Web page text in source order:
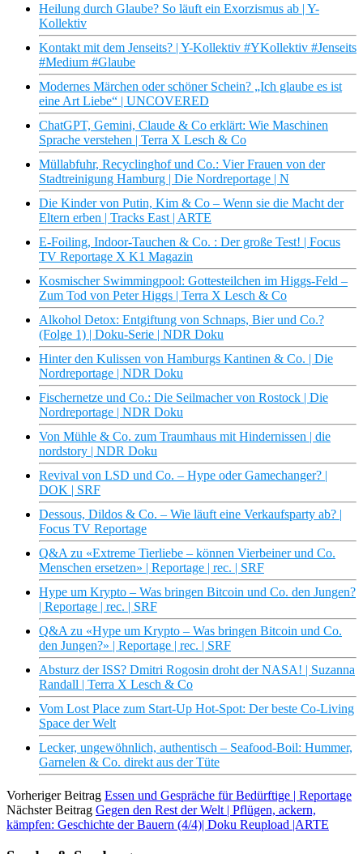
Heilung durch Glaube? So läuft ein Exorzismus ab | Y-
Kollektiv
Kontakt mit dem Jenseits? | Y-Kollektiv #YKollektiv #Jenseits
#Medium #Glaube
Modernes Märchen oder schöner Schein? „Ich glaube es ist
eine Art Liebe“ | UNCOVERED
ChatGPT, Gemini, Claude & Co erklärt: Wie Maschinen
Sprache verstehen | Terra X Lesch & Co
Müllabfuhr, Recyclinghof und Co.: Vier Frauen von der
Stadtreinigung Hamburg | Die Nordreportage | N
Die Kinder von Putin, Kim & Co – Wenn sie die Macht der
Eltern erben | Tracks East | ARTE
E-Foiling, Indoor-Tauchen & Co. : Der große Test! | Focus
TV Reportage X K1 Magazin
Kosmischer Swimmingpool: Gottesteilchen im Higgs-Feld –
Zum Tod von Peter Higgs | Terra X Lesch & Co
Alkohol Detox: Entgiftung von Schnaps, Bier und Co.?
(Folge 1) | Doku-Serie | NDR Doku
Hinter den Kulissen von Hamburgs Kantinen & Co. | Die
Nordreportage | NDR Doku
Fischernetze und Co.: Die Seilmacher von Rostock | Die
Nordreportage | NDR Doku
Von Mühle & Co. zum Traumhaus mit Hindernissen | die
nordstory | NDR Doku
Revival von LSD und Co. – Hype oder Gamechanger? |
DOK | SRF
Dessous, Dildos & Co. – Wie läuft eine Verkaufsparty ab? |
Focus TV Reportage
Q&A zu «Extreme Tierliebe – können Vierbeiner und Co.
Menschen ersetzen» | Reportage | rec. | SRF
Hype um Krypto – Was bringen Bitcoin und Co. den Jungen?
| Reportage | rec. | SRF
Q&A zu «Hype um Krypto – Was bringen Bitcoin und Co.
den Jungen?» | Reportage | rec. | SRF
Absturz der ISS? Dmitri Rogosin droht der NASA! | Suzanna
Randall | Terra X Lesch & Co
Vom Lost Place zum Start-Up Hot-Spot: Der beste Co-Living
Space der Welt
Lecker, ungewöhnlich, authentisch – Seafood-Boil: Hummer,
Garnelen & Co. direkt aus der Tüte
Vorheriger Beitrag Essen und Gespräche für Bedürftige | Reportage
Nächster Beitrag Gegen den Rest der Welt | Pflügen, ackern,
kämpfen: Geschichte der Bauern (4/4)| Doku Reupload |ARTE